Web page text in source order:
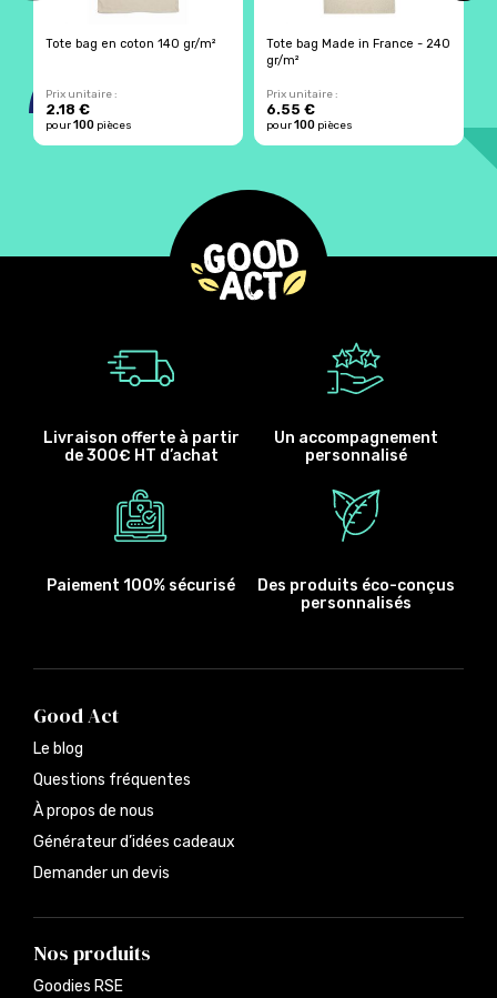
Tote bag en coton 140 gr/m²
Prix unitaire :
2.18 €
pour100 pièces
Tote bag Made in France - 240
gr/m²
Prix unitaire :
6.55 €
pour100 pièces
Livraison offerte à partir
de 300€ HT d’achat
Un accompagnement
personnalisé
Paiement 100% sécurisé
Des produits éco-conçus
personnalisés
Good Act
Le blog
Questions fréquentes
À propos de nous
Générateur d’idées cadeaux
Demander un devis
Nos produits
Goodies RSE